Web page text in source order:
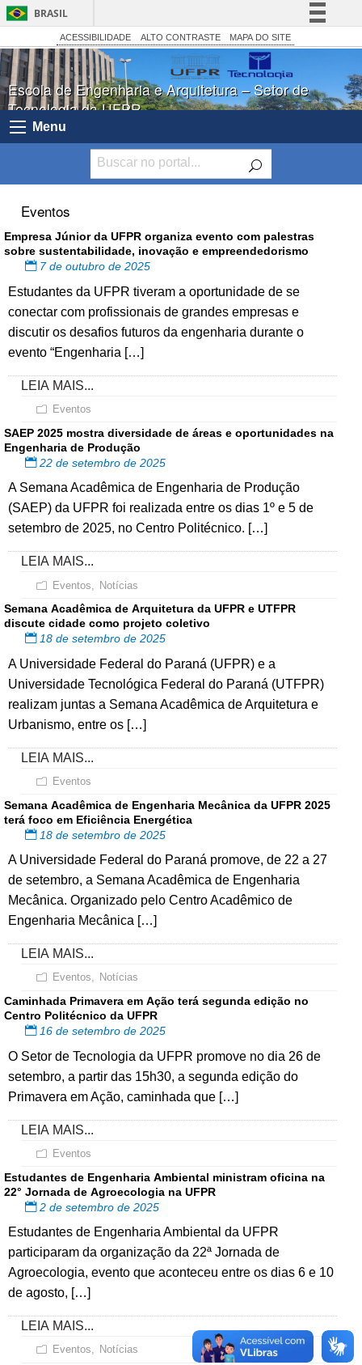
BRASIL
Simplifique!
Comunica BR
Participe
Acesso à informação
Canais
ACESSIBILIDADE ALTO CONTRASTE MAPA DO SITE
Escola de Engenharia e Arquitetura – Setor de
Tecnologia da UFPR
Menu
Eventos
Empresa Júnior da UFPR organiza evento com palestras
sobre sustentabilidade, inovação e empreendedorismo
7 de outubro de 2025
Estudantes da UFPR tiveram a oportunidade de se
conectar com profissionais de grandes empresas e
discutir os desafios futuros da engenharia durante o
evento “Engenharia […]
LEIA MAIS...
Eventos
SAEP 2025 mostra diversidade de áreas e oportunidades na
Engenharia de Produção
22 de setembro de 2025
A Semana Acadêmica de Engenharia de Produção
(SAEP) da UFPR foi realizada entre os dias 1º e 5 de
setembro de 2025, no Centro Politécnico. […]
LEIA MAIS...
Eventos Notícias
Semana Acadêmica de Arquitetura da UFPR e UTFPR
discute cidade como projeto coletivo
18 de setembro de 2025
A Universidade Federal do Paraná (UFPR) e a
Universidade Tecnológica Federal do Paraná (UTFPR)
realizam juntas a Semana Acadêmica de Arquitetura e
Urbanismo, entre os […]
LEIA MAIS...
Eventos
Semana Acadêmica de Engenharia Mecânica da UFPR 2025
terá foco em Eficiência Energética
18 de setembro de 2025
A Universidade Federal do Paraná promove, de 22 a 27
de setembro, a Semana Acadêmica de Engenharia
Mecânica. Organizado pelo Centro Acadêmico de
Engenharia Mecânica […]
LEIA MAIS...
Eventos, Notícias
Caminhada Primavera em Ação terá segunda edição no
Centro Politécnico da UFPR
16 de setembro de 2025
O Setor de Tecnologia da UFPR promove no dia 26 de
setembro, a partir das 15h30, a segunda edição do
Primavera em Ação, caminhada que […]
LEIA MAIS...
Eventos
Estudantes de Engenharia Ambiental ministram oficina na
22° Jornada de Agroecologia na UFPR
2 de setembro de 2025
Estudantes de Engenharia Ambiental da UFPR
participaram da organização da 22ª Jornada de
Agroecologia, evento que aconteceu entre os dias 6 e 10
de agosto, […]
LEIA MAIS...
Eventos, Notícias